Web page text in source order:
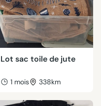
Lot sac toile de jute
1 mois 338km